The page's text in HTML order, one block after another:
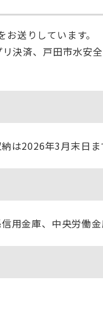
送りしています。
決済、戸田市水安
は2026年3月末日ま
用金庫、中央労働